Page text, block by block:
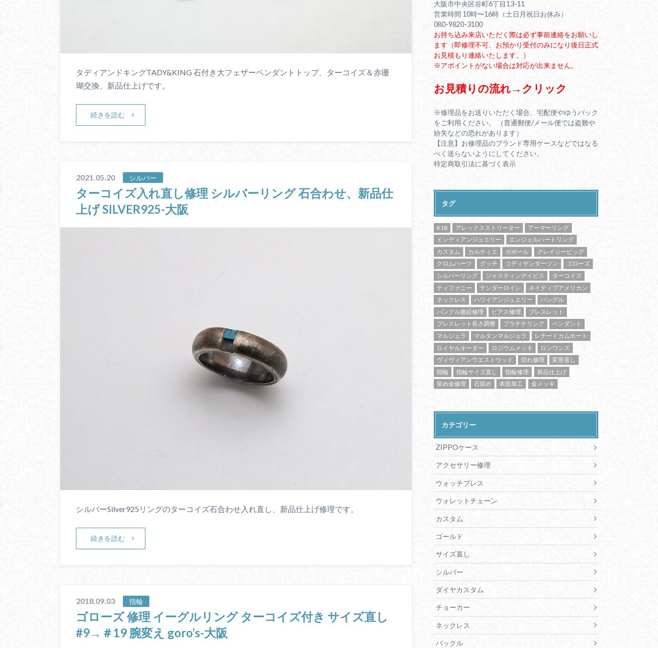
タディアンドキングTADY&KING 石付き大フェザーペンダントトップ、ターコイズ＆赤珊
瑚交換、新品仕上げです。
続きを読む
2021.05.20 シルバー
ターコイズ入れ直し修理 シルバーリング 石合わせ、新品仕
上げ SILVER925-大阪
シルバーSilver925リングのターコイズ石合わせ入れ直し、新品仕上げ修理です。
続きを読む
2018.09.03 指輪
ゴローズ 修理 イーグルリング ターコイズ付き サイズ直し
#9→＃19 腕変え goro’s-大阪
大阪市中央区谷町6丁目13-11
営業時間 10時〜16時（土日月祝日お休み）
080-9820-3100
お持ち込み来店いただく際は必ず事前連絡をお願いし
ます（即修理不可、お預かり受付のみになり後日正式
お見積もり連絡いたします。）
※アポイントがない場合は対応が出来ません。
お見積りの流れ→クリック
※修理品をお送りいただく場合、宅配便やゆうパック
をご利用ください。 （普通郵便/メール便では盗難や
紛失などの恐れがあります）
【注意】お修理品のブランド専用ケースなどではなる
べく送らないようにしてください。
特定商取引法に基づく表示
タグ
K18 アレックスストリーター
アーマーリング
インディアンジュエリー
エンジェルハートリング
カスタム
カルティエ ガボール
クレイジーピッグ
クロムハーツ
グッチ コディサンダーソン
ゴローズ
シルバーリング
ジャスティンデイビス
ターコイズ
ティファニー
テンダーロイン
ネイティブアメリカン
ネックレス
ハワイアンジュエリー
バングル
バングル接続修理
ピアス修理
ブレスレット
ブレスレット長さ調整
プラチナリング
ペンダント
マルジェラ
マルタンマルジェラ
レナードカムホート
ロイヤルオーダー
ロジウムメッキ
ロンワンズ
ヴィヴィアンウエストウッド
切れ修理
変形直し
指輪
指輪サイズ直し 指輪修理
新品仕上げ
留め金修理
石留め 表面加工 金メッキ
カテゴリー
ZIPPOケース
アクセサリー修理
ウォッチブレス
ウォレットチェーン
カスタム
ゴールド
サイズ直し
シルバー
ダイヤカスタム
チョーカー
ネックレス
バックル